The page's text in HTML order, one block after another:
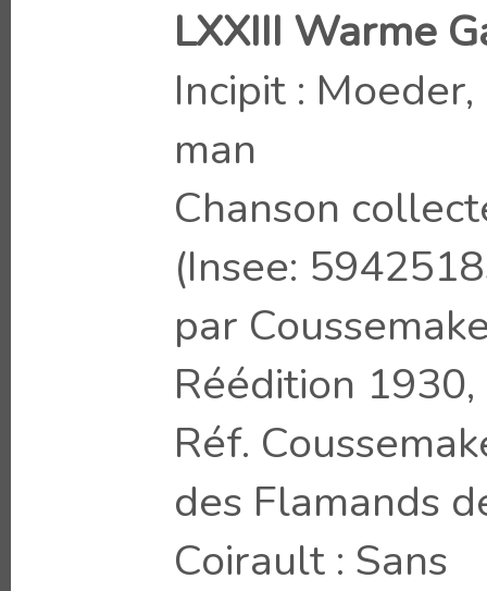
LXXIII Warme
Incipit :
man
Chanson
(Insee:
par
Réédition 1930,
Réf.
des Flamands
Coirault : Sans